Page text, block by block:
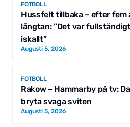
FOTBOLL
Hussfelt tillbaka – efter fem
längtan: ”Det var
iskallt”
Augusti 5, 2026
FOTBOLL
Rakow – Hammarby på tv:
bryta svaga sviten
Augusti 5, 2026